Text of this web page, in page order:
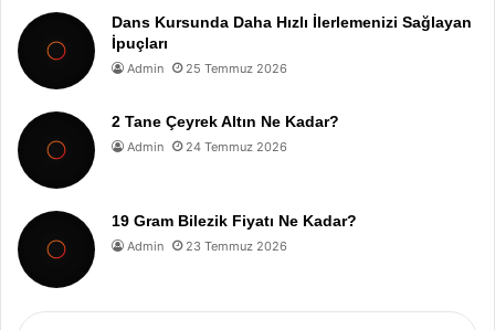
Dans Kursunda Daha Hızlı İlerlemenizi Sağlayan
İpuçları
Admin 25 Temmuz 2026
2 Tane Çeyrek Altın Ne Kadar?
Admin 24 Temmuz 2026
19 Gram Bilezik Fiyatı Ne Kadar?
Admin 23 Temmuz 2026